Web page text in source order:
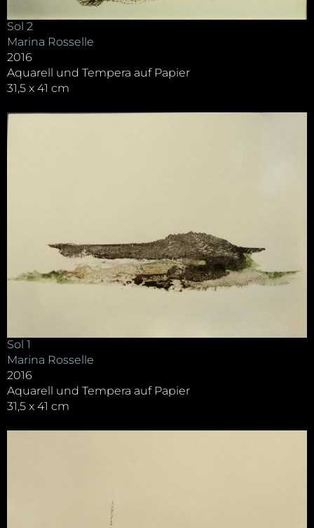
Sol 2
Marina Rosselle
2016
Aquarell und Tempera auf Papier
31,5 x 41 cm
Sol 1
Marina Rosselle
2016
Aquarell und Tempera auf Papier
31,5 x 41 cm